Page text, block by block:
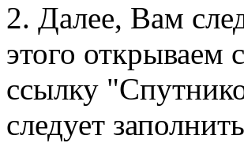
2. Далее, Вам
этого открываем
ссылку
следует